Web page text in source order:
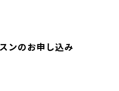
のお申し込み